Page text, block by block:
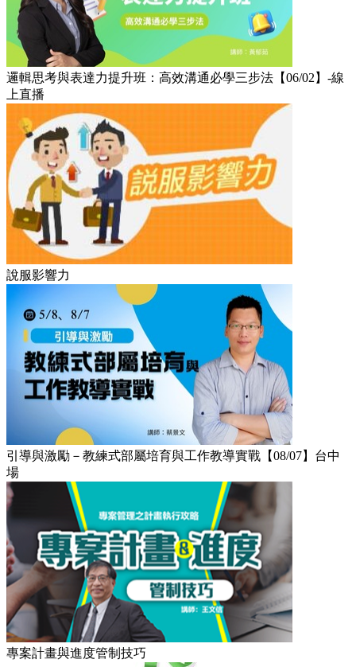
邏輯思考與表達力提升班：高效溝通必學三步法【06/02】-線
上直播
說服影響力
引導與激勵－教練式部屬培育與工作教導實戰【08/07】台中
場
專案計畫與進度管制技巧